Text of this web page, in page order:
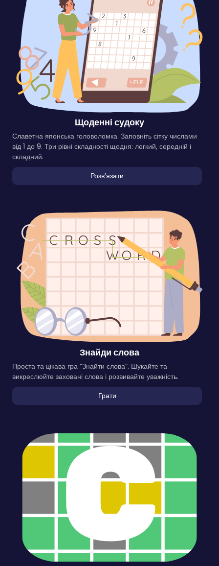
Щоденні судоку
Славетна японська головоломка. Заповніть сітку числами
від 1 до 9. Три рівні складності щодня: легкий, середній і
складний.
Розвʼязати
Знайди слова
Проста та цікава гра “Знайти слова”. Шукайте та
викреслюйте заховані слова і розвивайте уважність.
Грати